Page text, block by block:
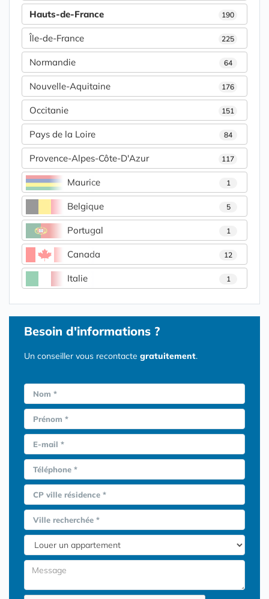
Hauts-de-France 190
Île-de-France 225
Normandie 64
Nouvelle-Aquitaine 176
Occitanie 151
Pays de la Loire 84
Provence-Alpes-Côte-D'Azur 117
Maurice 1
Belgique 5
Portugal 1
Canada 12
Italie 1
Besoin d'informations ?
Un conseiller vous recontacte gratuitement.
Nom *
Prénom *
E-mail *
Téléphone *
CP ville résidence *
Ville recherchée *